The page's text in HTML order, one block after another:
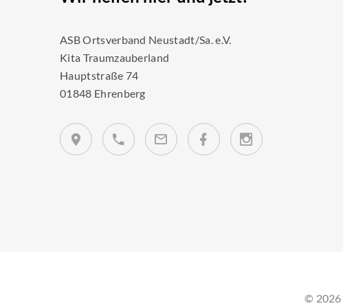
ASB Ortsverband Neustadt/Sa. e.V.
Kita Traumzauberland
Hauptstraße 74
01848 Ehrenberg
© 2026